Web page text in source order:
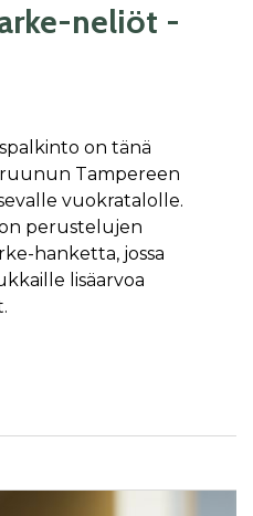
neliöt -
on tänä
Tampereen
vuokratalolle.
perustelujen
hanketta, jossa
lisäarvoa